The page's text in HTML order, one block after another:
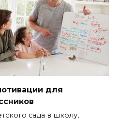
для
сада в школу,